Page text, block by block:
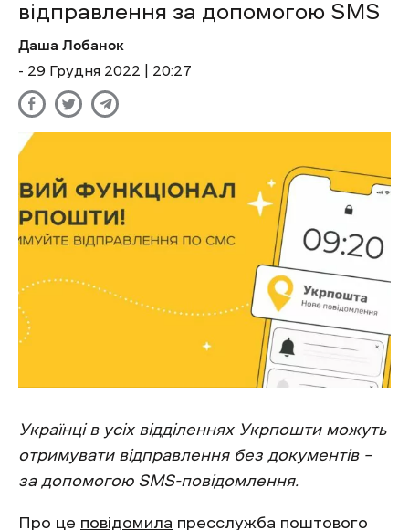
відправлення за допомогою SMS
Даша Лобанок
- 29 Грудня 2022 | 20:27
Українці в усіх відділеннях Укрпошти можуть
отримувати відправлення без документів –
за допомогою SMS-повідомлення.
Про це повідомила пресслужба поштового